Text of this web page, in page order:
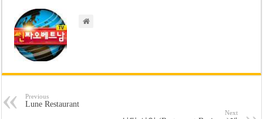
Previous
Lune Restaurant
Next